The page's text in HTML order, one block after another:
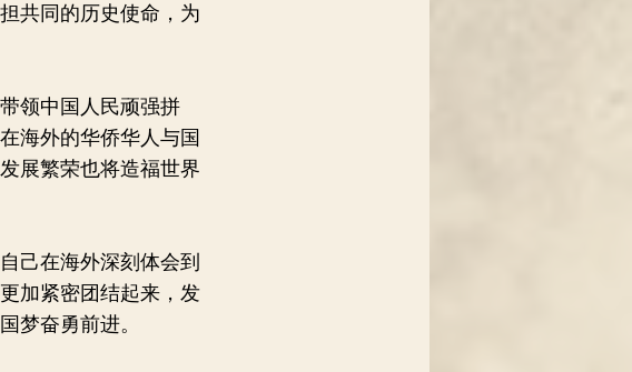
共同的历史使命，为
领中国人民顽强拼
海外的华侨华人与国
展繁荣也将造福世界
己在海外深刻体会到
加紧密团结起来，发
梦奋勇前进。